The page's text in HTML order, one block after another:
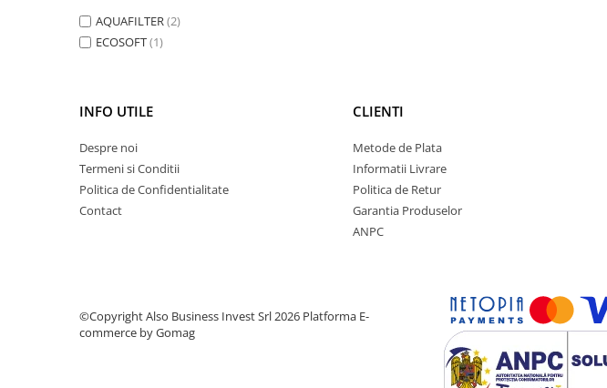
Carbune Activ
Pompe dozatoare
Componente si accesorii
Baterii purificator
Carcase de schimb
Chei strangere
AQUAFILTER(2)
ECOSOFT(1)
INFO UTILE
Despre noi
Termeni si Conditii
Politica de Confidentialitate
Contact
CLIENTI
Metode de Plata
Informatii Livrare
Politica de Retur
Garantia Produselor
ANPC
©Copyright Also Business Invest Srl 2026 Platforma E-
commerce by Gomag